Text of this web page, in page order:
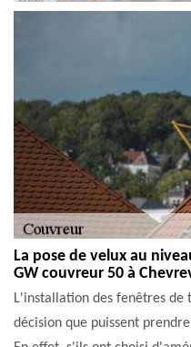
La pose de velux au
GW couvreur 50 à
L'installation des fenêtres
décision que puissent